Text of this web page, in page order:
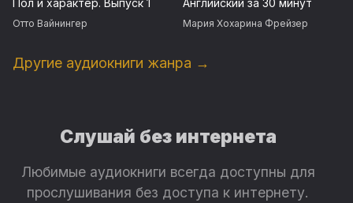
Отто Вайнингер Мария Хохарина Фрейзер
Другие аудиокниги жанра →
Слушай без интернета
Любимые аудиокниги всегда доступны для
прослушивания без доступа к интернету.